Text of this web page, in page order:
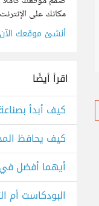
مكانك على
أنشئ موقعك الآن
اقرأ أيضًا
كيف أبدأ
أيهما أفضل في
البودكاست أم